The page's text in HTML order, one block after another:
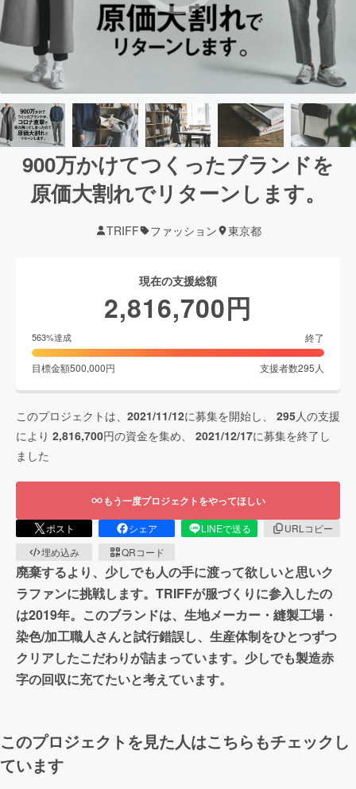
900万かけてつくったブランドを
原価大割れでリターンします。
TRIFF ファッション 東京都
現在の支援総額
2,816,700円
563%達成 終了
目標金額500,000円 支援者数295 人
このプロジェクトは、 2021/11/12に募集を開始し、 295人の支援
により 2,816,700円の資金を集め、 2021/12/17に募集を終了し
ました
もう一度プロジェクトをやってほしい
ポスト シェア LINEで送る
URLコピー
埋め込み
QRコード
廃棄するより、少しでも人の手に渡って欲しいと思いク
ラファンに挑戦します。TRIFFが服づくりに参入したの
は2019年。このブランドは、生地メーカー・縫製工場・
染色/加工職人さんと試行錯誤し、生産体制をひとつずつ
クリアしたこだわりが詰まっています。少しでも製造赤
字の回収に充てたいと考えています。
このプロジェクトを見た人はこちらもチェックし
ています